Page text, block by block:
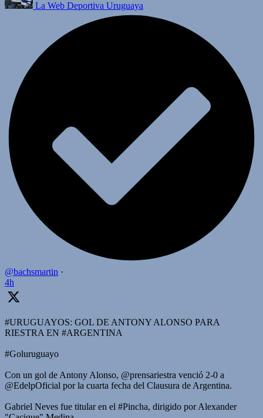
La Web Deportiva Uruguaya
@bachsmartin ·
4h
#URUGUAYOS: GOL DE ANTONY ALONSO PARA
RIESTRA EN #ARGENTINA
#Goluruguayo
Con un gol de Antony Alonso, @prensariestra venció 2-0 a
@EdelpOficial por la cuarta fecha del Clausura de Argentina.
Gabriel Neves fue titular en el #Pincha, dirigido por Alexander